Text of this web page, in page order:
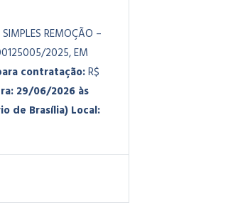
REMOÇÃO –
2025, EM
contratação:R$
29/06/2026 às
de Brasília) Local: